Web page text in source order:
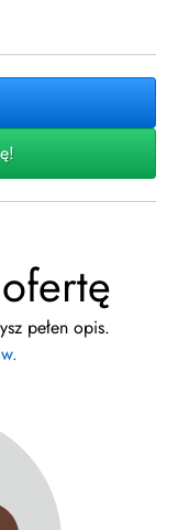
pełen opis.